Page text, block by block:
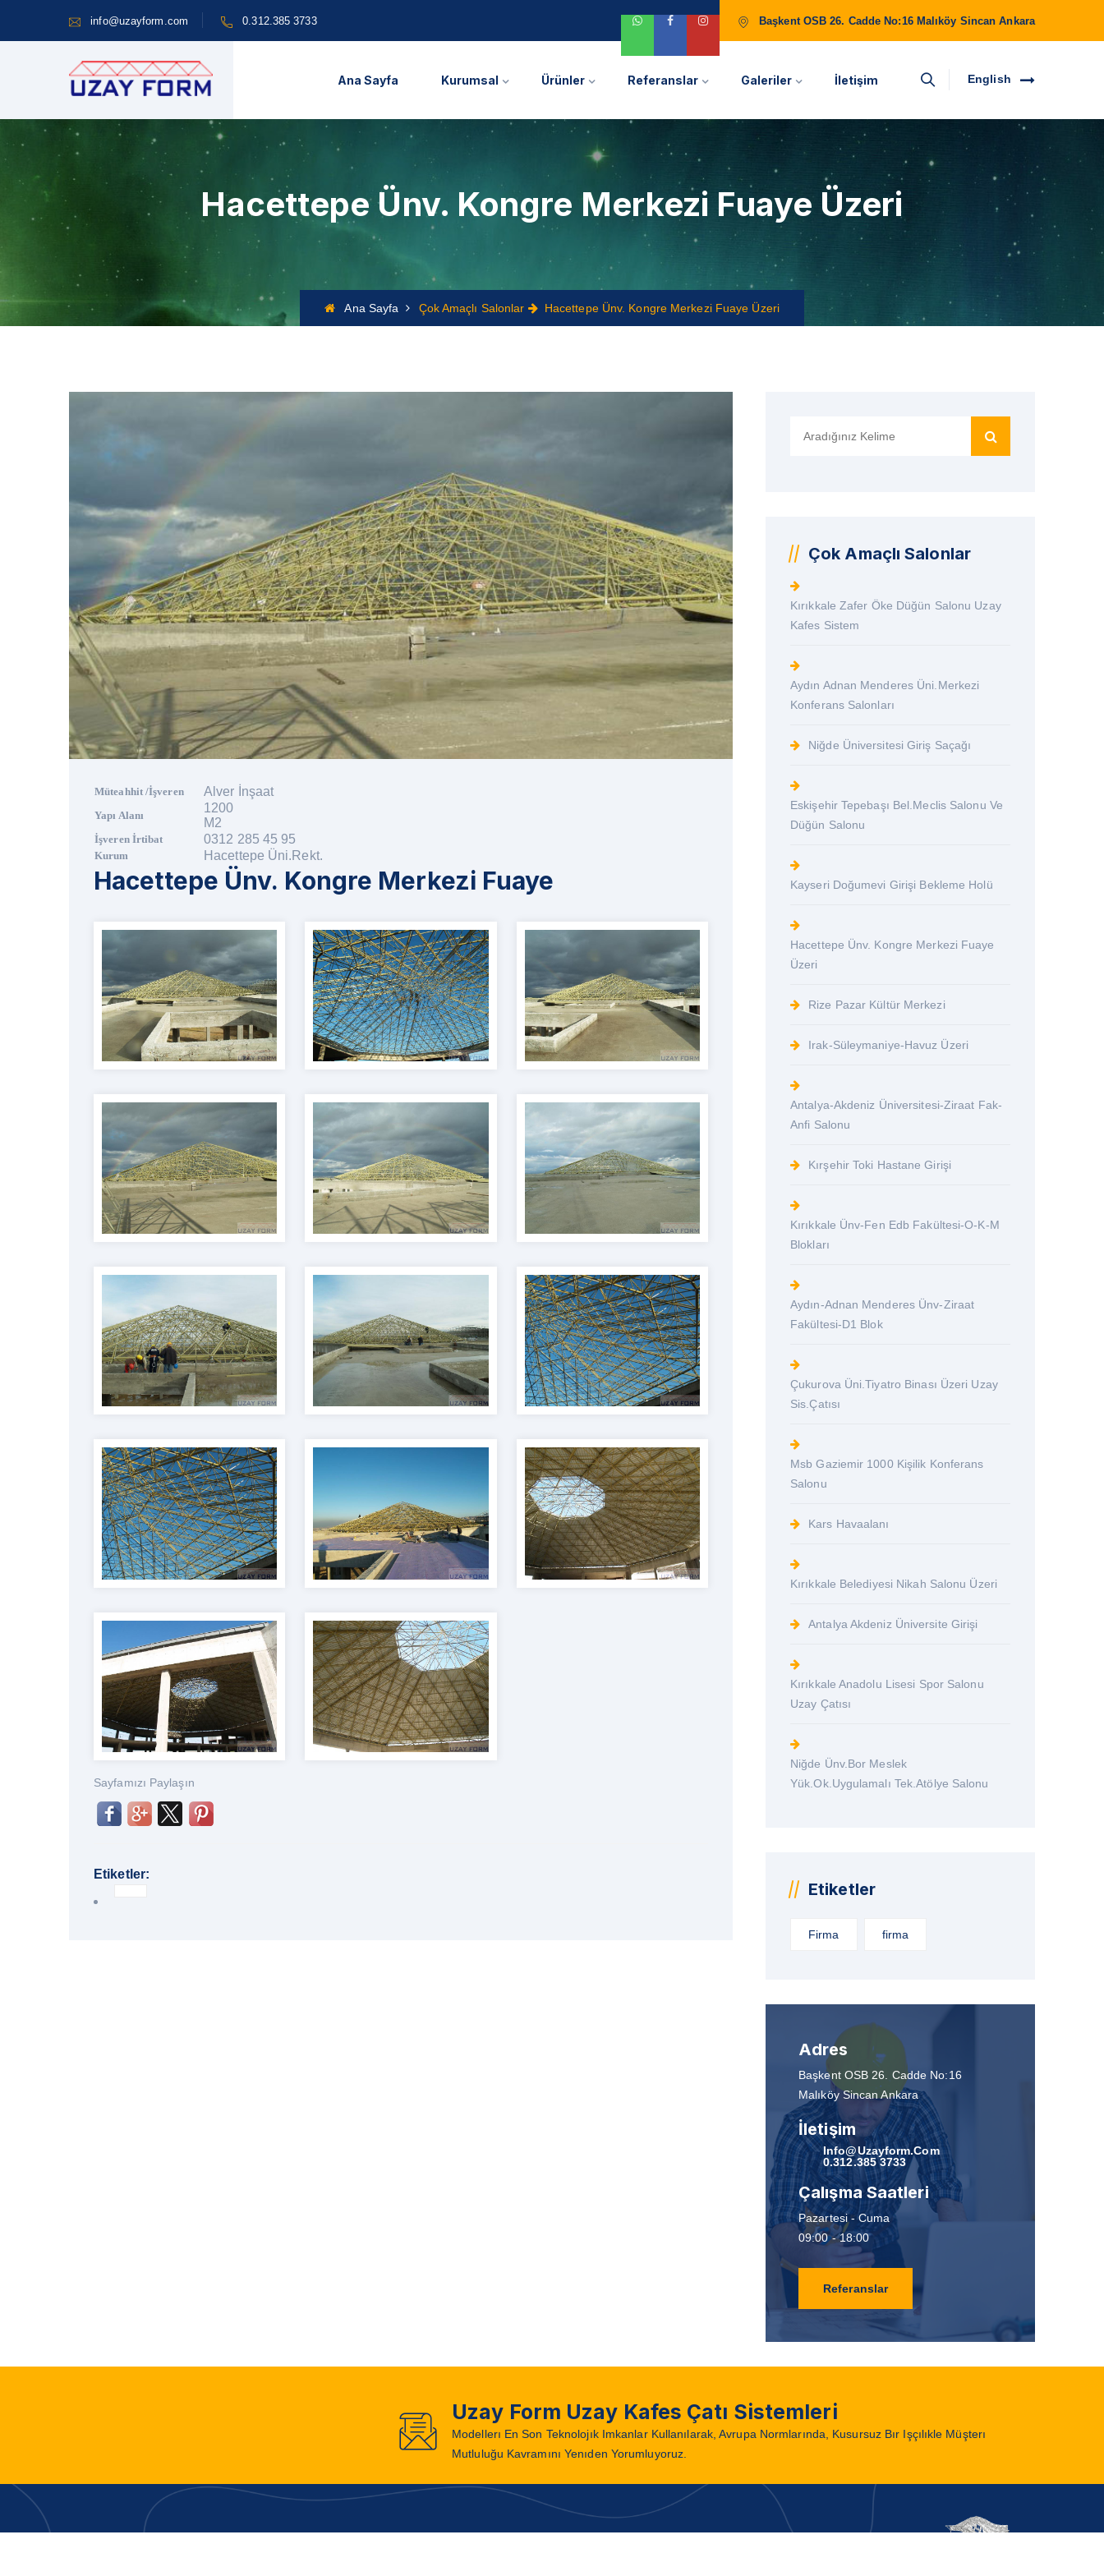
info@uzayform.com 0.312.385 3733 Başkent OSB 26. Cadde No:16 Malıköy Sincan Ankara
Ana Sayfa Kurumsal Ürünler Referanslar Galeriler İletişim English
Hacettepe Ünv. Kongre Merkezi Fuaye Üzeri
Ana Sayfa Çok Amaçlı Salonlar Hacettepe Ünv. Kongre Merkezi Fuaye Üzeri
Müteahhit /İşveren Alver İnşaat
Yapı Alanı
1200
M2
İşveren İrtibat 0312 285 45 95
Kurum Hacettepe Üni.Rekt.
Hacettepe Ünv. Kongre Merkezi Fuaye
Sayfamızı Paylaşın
Etiketler:
Çok Amaçlı Salonlar
Kırıkkale Zafer Öke Düğün Salonu Uzay
Kafes Sistem
Aydın Adnan Menderes Üni.Merkezi
Konferans Salonları
Niğde Üniversitesi Giriş Saçağı
Eskişehir Tepebaşı Bel.Meclis Salonu Ve
Düğün Salonu
Kayseri Doğumevi Girişi Bekleme Holü
Hacettepe Ünv. Kongre Merkezi Fuaye
Üzeri
Rize Pazar Kültür Merkezi
Irak-Süleymaniye-Havuz Üzeri
Antalya-Akdeniz Üniversitesi-Ziraat Fak-
Anfi Salonu
Kırşehir Toki Hastane Girişi
Kırıkkale Ünv-Fen Edb Fakültesi-O-K-M
Blokları
Aydın-Adnan Menderes Ünv-Ziraat
Fakültesi-D1 Blok
Çukurova Üni.Tiyatro Binası Üzeri Uzay
Sis.Çatısı
Msb Gaziemir 1000 Kişilik Konferans
Salonu
Kars Havaalanı
Kırıkkale Belediyesi Nikah Salonu Üzeri
Antalya Akdeniz Üniversite Girişi
Kırıkkale Anadolu Lisesi Spor Salonu
Uzay Çatısı
Niğde Ünv.Bor Meslek
Yük.Ok.Uygulamalı Tek.Atölye Salonu
Etiketler
Firma firma
Adres
Başkent OSB 26. Cadde No:16
Malıköy Sincan Ankara
İletişim
Info@uzayform.com
0.312.385 3733
Çalışma Saatleri
Pazartesi - Cuma
09:00 - 18:00
Referanslar
Uzay Form Uzay Kafes Çatı Sistemleri
Modellerı En Son Teknolojık Imkanlar Kullanılarak, Avrupa Normlarında, Kusursuz Bır Işçılıkle Müşterı
Mutluluğu Kavramını Yenıden Yorumluyoruz.